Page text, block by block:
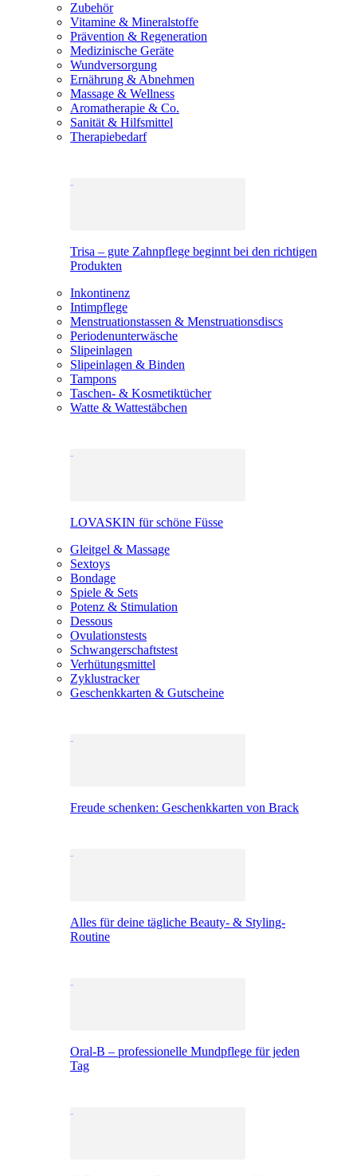
Zubehör
Vitamine & Mineralstoffe
Prävention & Regeneration
Medizinische Geräte
Wundversorgung
Ernährung & Abnehmen
Massage & Wellness
Aromatherapie & Co.
Sanität & Hilfsmittel
Therapiebedarf
Trisa – gute Zahnpflege beginnt bei den richtigen
Produkten
Inkontinenz
Intimpflege
Menstruationstassen & Menstruationsdiscs
Periodenunterwäsche
Slipeinlagen
Slipeinlagen & Binden
Tampons
Taschen- & Kosmetiktücher
Watte & Wattestäbchen
LOVASKIN für schöne Füsse
Gleitgel & Massage
Sextoys
Bondage
Spiele & Sets
Potenz & Stimulation
Dessous
Ovulationstests
Schwangerschaftstest
Verhütungsmittel
Zyklustracker
Geschenkkarten & Gutscheine
Freude schenken: Geschenkkarten von Brack
Alles für deine tägliche Beauty- & Styling-
Routine
Oral-B – professionelle Mundpflege für jeden
Tag